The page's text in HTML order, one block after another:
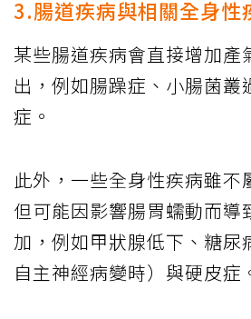
3.腸道疾病與相關全身性
某些腸道疾病會直接增加產
出，例如腸躁症、小腸菌叢
症。
此外，一些全身性疾病雖不
但可能因影響腸胃蠕動而導
加，例如甲狀腺低下、糖尿
自主神經病變時）與硬皮症